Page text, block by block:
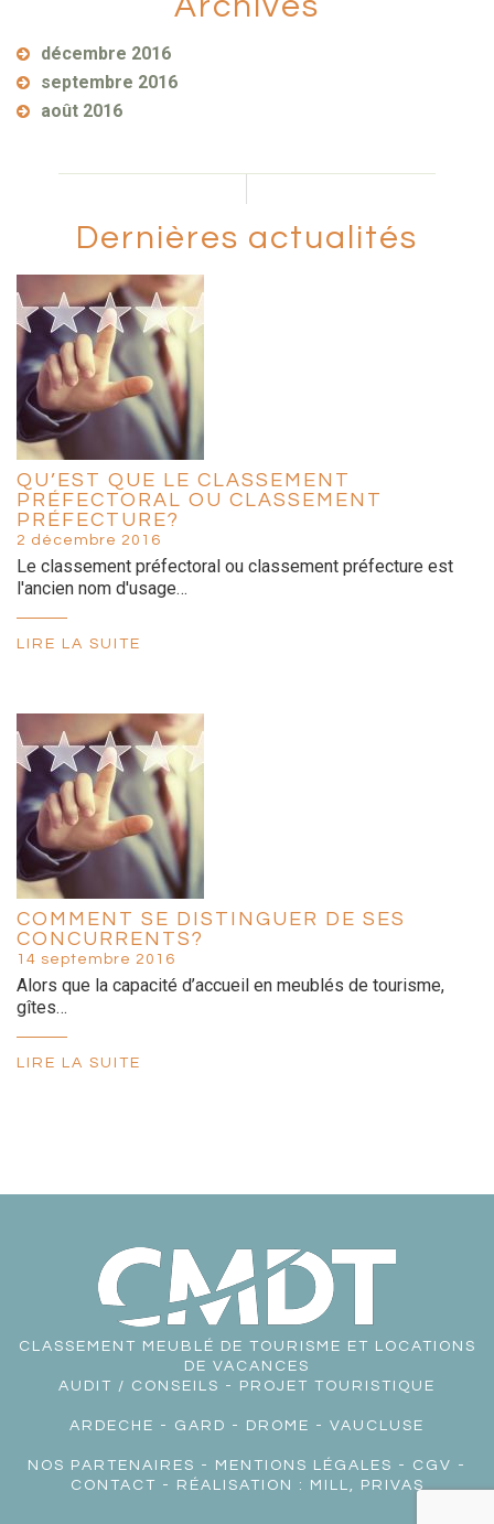
décembre 2016
septembre 2016
août 2016
Dernières actualités
QU’EST QUE LE CLASSEMENT
PRÉFECTORAL OU CLASSEMENT
PRÉFECTURE?
2 décembre 2016
Le classement préfectoral ou classement préfecture est
l'ancien nom d'usage…
LIRE LA SUITE
COMMENT SE DISTINGUER DE SES
CONCURRENTS?
14 septembre 2016
Alors que la capacité d’accueil en meublés de tourisme,
gîtes…
LIRE LA SUITE
CLASSEMENT MEUBLÉ DE TOURISME ET LOCATIONS
DE VACANCES
AUDIT / CONSEILS - PROJET TOURISTIQUE
ARDECHE - GARD - DROME - VAUCLUSE
NOS PARTENAIRES - MENTIONS LÉGALES - CGV -
CONTACT - RÉALISATION : MILL, PRIVAS